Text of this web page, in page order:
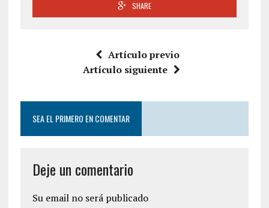
SHARE
Artículo previo
Artículo siguiente
SEA EL PRIMERO EN COMENTAR
Deje un comentario
Su email no será publicado